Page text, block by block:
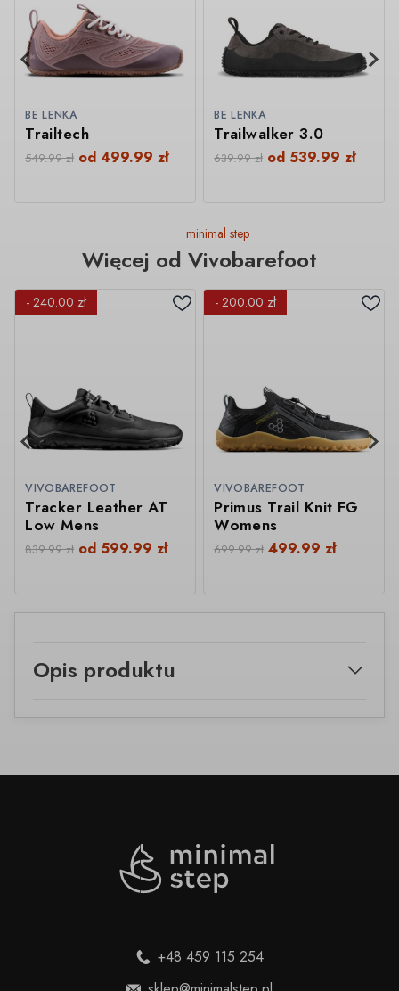
BE LENKA
Trailtech
549.99zł od499.99zł
BE LENKA
Trailwalker 3.0
639.99zł od 539.99zł
minimal step
Więcej od Vivobarefoot
- 240.00 zł
VIVOBAREFOOT
Tracker Leather AT
Low Mens
839.99zł od 599.99zł
- 200.00 zł
VIVOBAREFOOT
Primus Trail Knit FG
Womens
699.99zł 499.99zł
Opis produktu
+48 459 115 254